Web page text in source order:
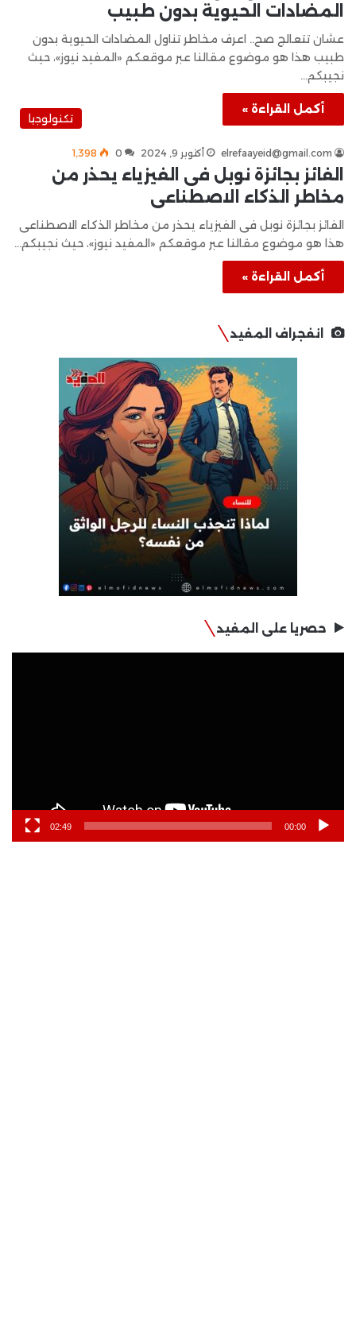
المضادات الحيوية بدون طبيب
عشان تتعالج صح.. اعرف مخاطر تناول المضادات الحيوية بدون
طبيب هذا هو موضوع مقالنا عبر موقعكم «المفيد نيوز»، حيث
نجيبكم…
أكمل القراءة »
تكنولوجيا
elrefaayeid@gmail.com أكتوبر 9, 2024 0 1٬398
الفائز بجائزة نوبل فى الفيزياء يحذر من
مخاطر الذكاء الاصطناعى
الفائز بجائزة نوبل فى الفيزياء يحذر من مخاطر الذكاء الاصطناعى
هذا هو موضوع مقالنا عبر موقعكم «المفيد نيوز»، حيث نجيبكم…
أكمل القراءة »
انفجراف المفيد
حصريا على المفيد
00:00
02:49